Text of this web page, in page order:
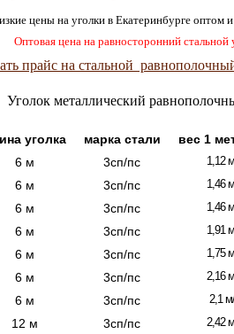
цены на уголки в Екатеринбурге оптом
Оптовая цена на равносторонний стальной
прайс на стальной
Уголок металлический
уголка марка стали вес 1
6 м 3сп/пс 1,12
6 м 3сп/пс 1,46
6 м 3сп/пс 1,46
6 м 3сп/пс 1,91
6 м 3сп/пс 1,75
6 м 3сп/пс 2,16
6 м 3сп/пс 2,1
12 м 3сп/пс 2,42